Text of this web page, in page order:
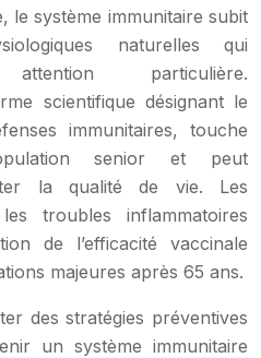
le système immunitaire subit
naturelles qui
particulière.
scientifique désignant le
immunitaires, touche
senior et peut
la qualité de vie. Les
troubles inflammatoires
de l’efficacité vaccinale
majeures après 65 ans.
des stratégies préventives
un système immunitaire